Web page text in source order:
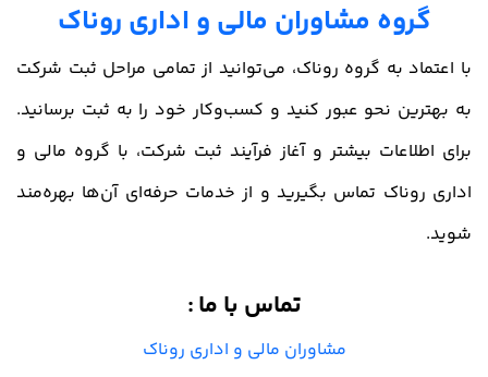
گروه مشاوران مالی و اداری روناک
با اعتماد به گروه روناک، می‌توانید از تمامی مراحل ثبت شرکت
به بهترین نحو عبور کنید و کسب‌وکار خود را به ثبت برسانید.
برای اطلاعات بیشتر و آغاز فرآیند ثبت شرکت، با گروه مالی و
اداری روناک تماس بگیرید و از خدمات حرفه‌ای آن‌ها بهره‌مند
شوید.
تماس با ما:
مشاوران مالی و اداری روناک